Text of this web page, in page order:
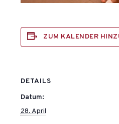
ZUM KALENDER
DETAILS
Datum:
28. April